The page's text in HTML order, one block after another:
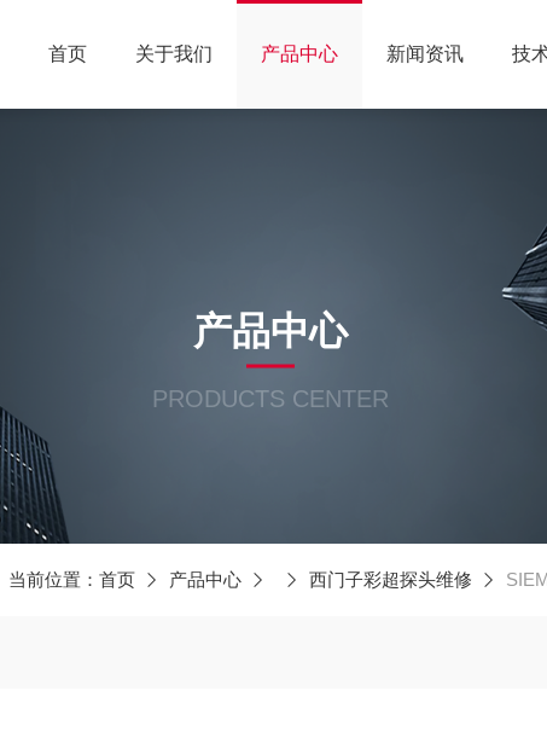
首页 关于我们 产品中心 新闻资讯 技
产品中心
PRODUCTS CENTER
当前位置： 首页 产品中心 西门子彩超探头维修